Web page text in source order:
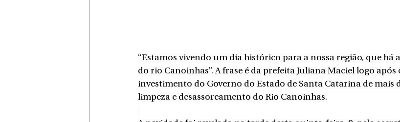
“Estamos vivendo um dia histórico para a nossa região, que há
do rio Canoinhas”. A frase é da prefeita Juliana Maciel logo
investimento do Governo do Estado de Santa Catarina de mais
limpeza e desassoreamento do Rio Canoinhas.